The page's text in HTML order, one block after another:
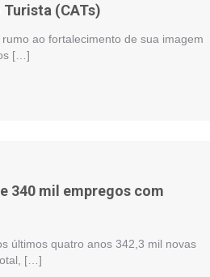
(CATs)
ao fortalecimento de sua imagem
[…]
340 mil empregos com
últimos quatro anos 342,3 mil novas
[…]